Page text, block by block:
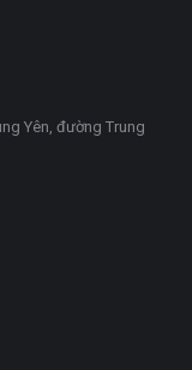
Yên, đường Trung